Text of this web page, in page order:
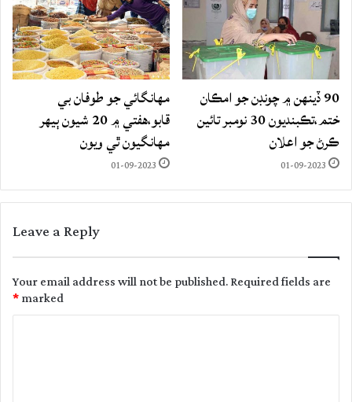
90 ڏينهن ۾ چونڊن جو امڪان
ختم،تڪبنديون 30 نومبر تائين
ڪرڻ جو اعلان
01-09-2023
مهانگائي جو طوفان بي
قابو،هفتي ۾ 20 شيون ٻيهر
مهانگيون ٿي ويون
01-09-2023
Leave a Reply
Your email address will not be published.Required fields are
marked
*